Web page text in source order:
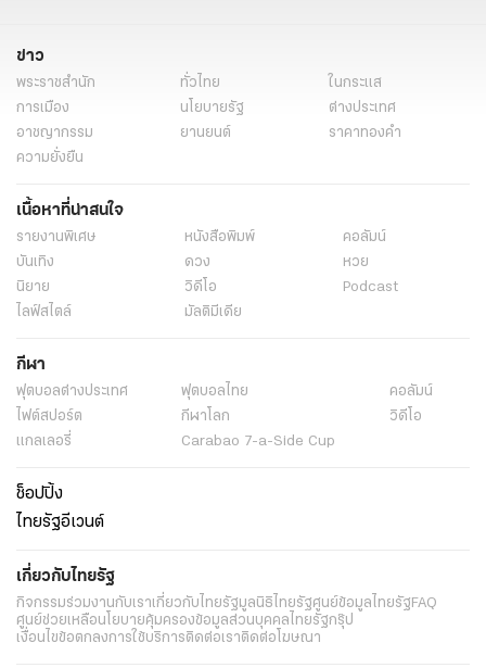
ข่าว
พระราชสำนัก ทั่วไทย
ในกระแส
การเมือง
นโยบายรัฐ
ต่างประเทศ
อาชญากรรม
ยานยนต์
ราคาทองคำ
ความยั่งยืน
เนื้อหาที่น่าสนใจ
รายงานพิเศษ หนังสือพิมพ์
คอลัมน์
บันเทิง
ดวง
หวย
นิยาย
วิดีโอ
Podcast
ไลฟ์สไตล์
มัลติมีเดีย
กีฬา
ฟุตบอลต่่างประเทศ ฟุตบอลไทย
คอลัมน์
ไฟต์สปอร์ต
กีฬาโลก
วิดีโอ
แกลเลอรี่
Carabao 7-a-Side Cup
ช็อปปิ้ง
ไทยรัฐอีเวนต์
เกี่ยวกับไทยรัฐ
กิจกรรมร่วมงานกับเราเกี่ยวกับไทยรัฐมูลนิธิไทยรัฐศูนย์ข้อมูลไทยรัฐFAQ
ศูนย์ช่วยเหลือนโยบายคุ้มครองข้อมูลส่วนบุคคลไทยรัฐกรุ๊ป
เงื่อนไขข้อตกลงการใช้บริการติดต่อเราติดต่อโฆษณา